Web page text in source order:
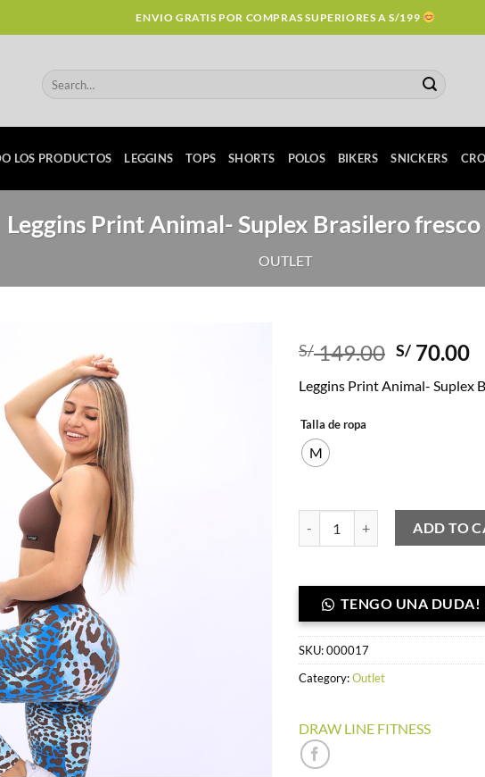
ENVIO GRATIS POR COMPRAS SUPERIORES A S/199
Search
for:
LOS PRODUCTOS LEGGINS TOPS SHORTS POLOS BIKERS SNICKERS
Leggins Print Animal- Suplex Brasilero fresco
OUTLET
S/149.00 Original
was:
S/ 70.00
Leggins Print Animal- Suplex
Talla de ropa
M
ADD TO
TENGO UNA DUDA!
SKU:000017
Category:Outlet
DRAW LINE FITNESS